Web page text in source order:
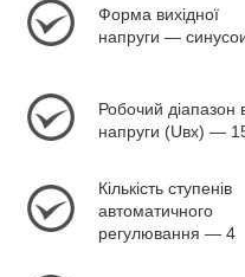
Форма вихідної
напруги —
Робочий діапазон
напруги (Uвх) —
Кількість ступенів
автоматичного
регулювання — 4